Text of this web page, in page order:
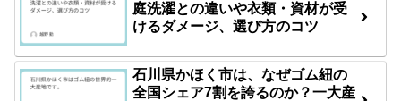
庭洗濯との違いや衣類・資材が受
けるダメージ、選び方のコツ
石川県かほく市は、なぜゴム紐の
全国シェア7割を誇るのか？一大産